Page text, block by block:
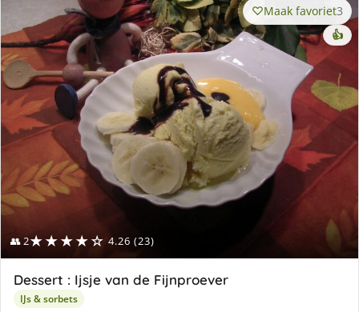
👥 2★★★★☆ 4.26 (23)
Maak favoriet3
👍
Dessert : Ijsje van de Fijnproever
IJs & sorbets